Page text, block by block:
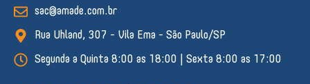
sac@amade.com.br
Rua Uhland, 307 - Vila Ema - São Paulo/SP
Segunda a Quinta 8:00 as 18:00 | Sexta 8:00 as 17:00